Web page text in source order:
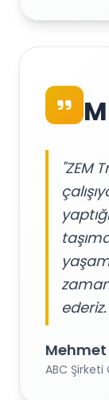
"ZEM
Mehmet
ABC